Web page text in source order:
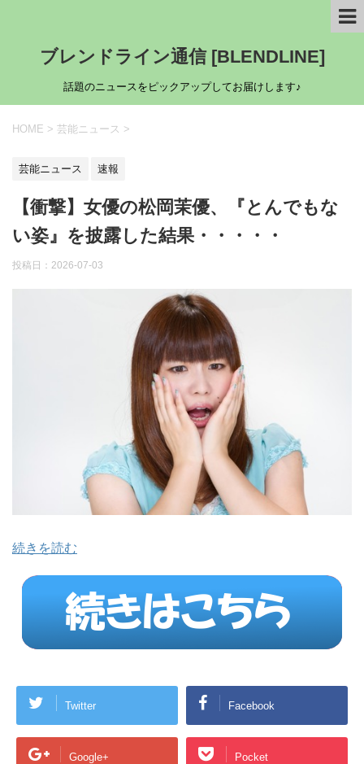
ブレンドライン通信 [BLENDLINE]
話題のニュースをピックアップしてお届けします♪
HOME > 芸能ニュース >
芸能ニュース 速報
【衝撃】女優の松岡茉優、『とんでもな
い姿』を披露した結果・・・・・
投稿日： 2026-07-03
続きを読む
Twitter Facebook
Google+ Pocket